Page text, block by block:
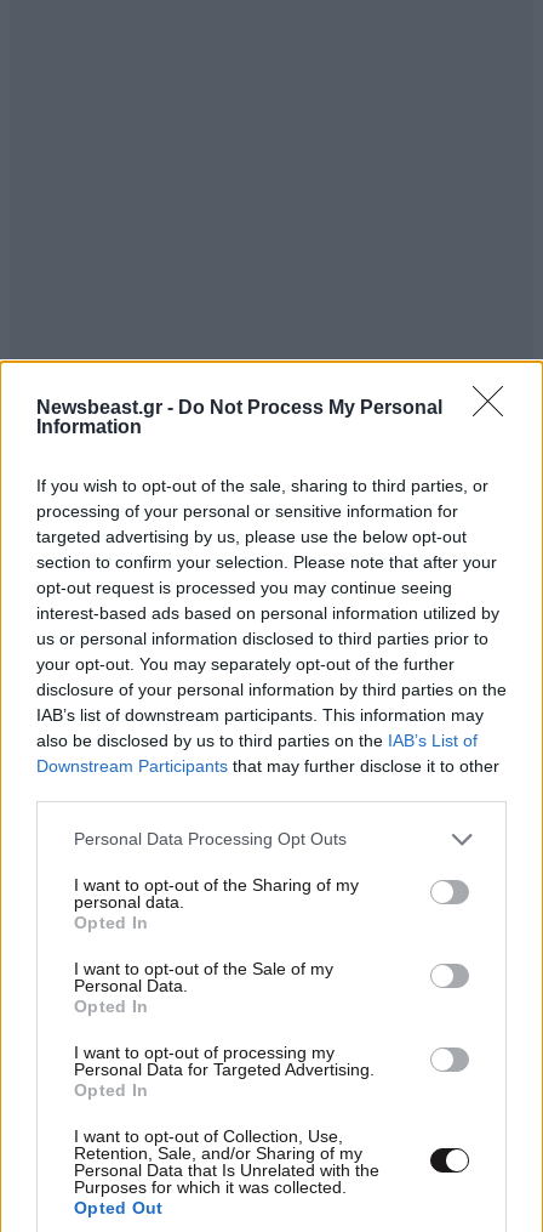
Newsbeast.gr - Do Not Process My Personal
Information
If you wish to opt-out of the sale, sharing to third parties, or
processing of your personal or sensitive information for
targeted advertising by us, please use the below opt-out
section to confirm your selection. Please note that after your
opt-out request is processed you may continue seeing
interest-based ads based on personal information utilized by
us or personal information disclosed to third parties prior to
your opt-out. You may separately opt-out of the further
disclosure of your personal information by third parties on the
IAB’s list of downstream participants. This information may
also be disclosed by us to third parties on the IAB’s List of
Downstream Participants that may further disclose it to other
Please note that this website/app uses one or more Google
not limited to your visit or usage behaviour. You may click to
grant or deny consent to Google and its third-party tags to
use your data for below specified purposes in below Google
consent section.
Personal Data Processing Opt Outs
I want to opt-out of the Sharing of my
personal data.
Opted In
I want to opt-out of the Sale of my
Personal Data.
Opted In
I want to opt-out of processing my
Personal Data for Targeted Advertising.
Opted In
I want to opt-out of Collection, Use,
Retention, Sale, and/or Sharing of my
Personal Data that Is Unrelated with the
Purposes for which it was collected.
Opted Out
Συνήθη υπαγορευμένα μόττο. 29·03·2019 13:59
δικαιοσύνη'' ''Σκευωρία που θα καταπέσει στα
δικαστήρια''.
Απαντήστε 0
06·08·2026 00:09
Σαν σήμερα 6 Αυγούστου: Πεθαίνει η Ρίτα
Σακελλαρίου, η λαϊκή ντίβα που έκανε τη ζωή